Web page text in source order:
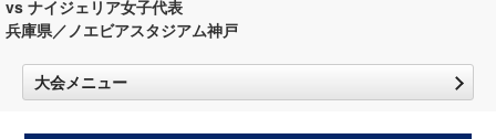
vs ナイジェリア女子代表
兵庫県／ノエビアスタジアム神戸
大会メニュー